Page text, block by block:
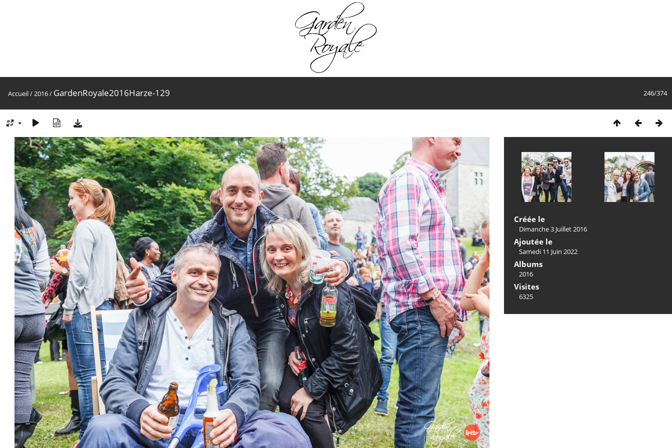
246/374
Accueil/2016/ GardenRoyale2016Harze-129
Créée le
Dimanche 3 Juillet 2016
Ajoutée le
Samedi 11 Juin 2022
Albums
2016
Visites
6325